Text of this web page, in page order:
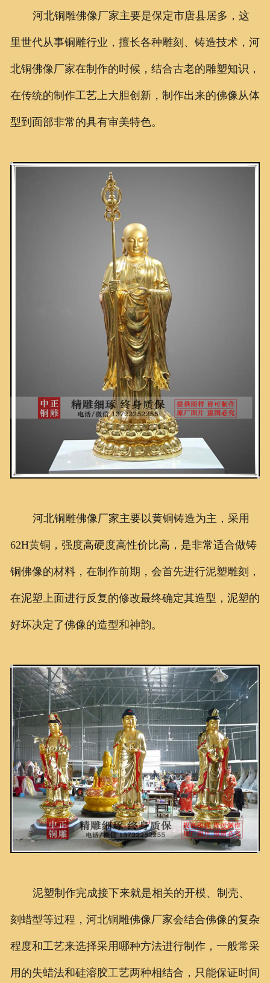
河北铜雕佛像厂家主要是保定市唐县居多，这
里世代从事铜雕行业，擅长各种雕刻、铸造技术，河
北铜佛像厂家在制作的时候，结合古老的雕塑知识，
在传统的制作工艺上大胆创新，制作出来的佛像从体
型到面部非常的具有审美特色。
河北铜雕佛像厂家主要以黄铜铸造为主，采用
62H黄铜，强度高硬度高性价比高，是非常适合做铸
铜佛像的材料，在制作前期，会首先进行泥塑雕刻，
在泥塑上面进行反复的修改最终确定其造型，泥塑的
好坏决定了佛像的造型和神韵。
泥塑制作完成接下来就是相关的开模、制壳、
刻蜡型等过程，河北铜雕佛像厂家会结合佛像的复杂
程度和工艺来选择采用哪种方法进行制作，一般常采
用的失蜡法和硅溶胶工艺两种相结合，只能保证时间